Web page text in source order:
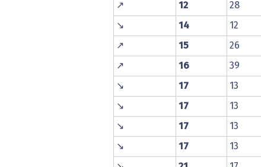
↗ 12 28
↘ 14 12
↗ 15 26
↗ 16 39
↘ 17 13
↘ 17 13
↘ 17 13
↘ 17 13